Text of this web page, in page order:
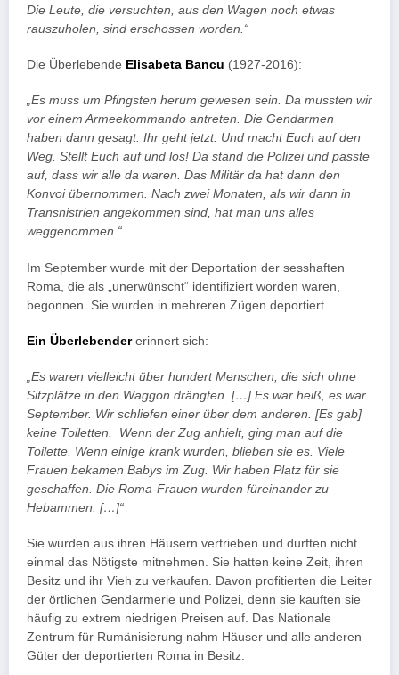
Die Leute, die versuchten, aus den Wagen noch etwas
rauszuholen, sind erschossen worden.“
Die Überlebende Elisabeta Bancu (1927-2016):
„Es muss um Pfingsten herum gewesen sein. Da mussten wir
vor einem Armeekommando antreten. Die Gendarmen
haben dann gesagt: Ihr geht jetzt. Und macht Euch auf den
Weg. Stellt Euch auf und los! Da stand die Polizei und passte
auf, dass wir alle da waren. Das Militär da hat dann den
Konvoi übernommen. Nach zwei Monaten, als wir dann in
Transnistrien angekommen sind, hat man uns alles
weggenommen.“
Im September wurde mit der Deportation der sesshaften
Roma, die als „unerwünscht“ identifiziert worden waren,
begonnen. Sie wurden in mehreren Zügen deportiert.
Ein Überlebendererinnert sich:
„Es waren vielleicht über hundert Menschen, die sich ohne
Sitzplätze in den Waggon drängten. […] Es war heiß, es war
September. Wir schliefen einer über dem anderen. [Es gab]
keine Toiletten. Wenn der Zug anhielt, ging man auf die
Toilette. Wenn einige krank wurden, blieben sie es. Viele
Frauen bekamen Babys im Zug. Wir haben Platz für sie
geschaffen. Die Roma-Frauen wurden füreinander zu
Hebammen. […]“
Sie wurden aus ihren Häusern vertrieben und durften nicht
einmal das Nötigste mitnehmen. Sie hatten keine Zeit, ihren
Besitz und ihr Vieh zu verkaufen. Davon profitierten die Leiter
der örtlichen Gendarmerie und Polizei, denn sie kauften sie
häufig zu extrem niedrigen Preisen auf. Das Nationale
Zentrum für Rumänisierung nahm Häuser und alle anderen
Güter der deportierten Roma in Besitz.